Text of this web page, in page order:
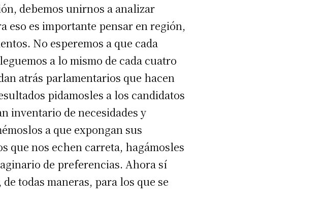
debemos unirnos a analizar
eso es importante pensar en región,
No esperemos a que cada
a lo mismo de cada cuatro
atrás parlamentarios que hacen
pidamosles a los candidatos
inventario de necesidades y
a que expongan sus
que nos echen carreta, hagámosles
de preferencias. Ahora sí
todas maneras, para los que se